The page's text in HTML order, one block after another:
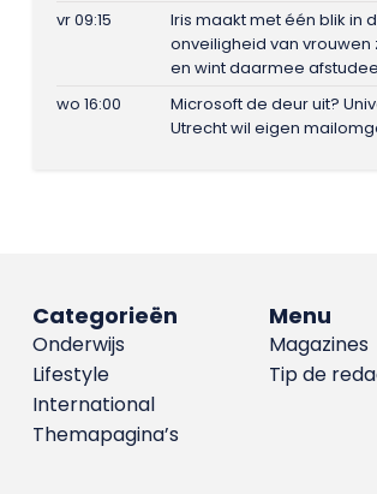
vr 09:15
Iris maakt met één blik in
onveiligheid van vrouwen
en wint daarmee
wo 16:00
Microsoft de deur uit?
Utrecht wil eigen
Menu
Magazines
Tip de
Categorieën
Onderwijs
Lifestyle
International
Themapagina’s